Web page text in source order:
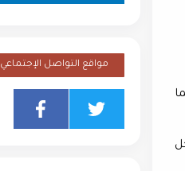
مواقع التواصل الإجتماعي